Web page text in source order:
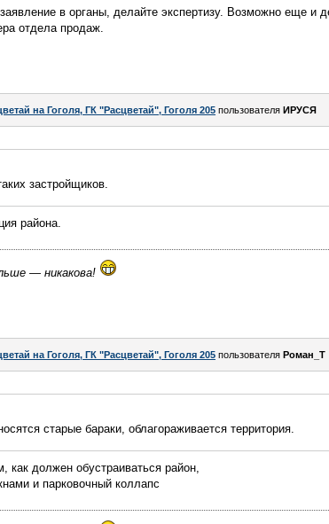
в органы, делайте экспертизу. Возможно еще и
отдела продаж.
на Гоголя, ГК "Расцветай", Гоголя 205 пользователя ИРУСЯ
застройщиков.
района.
— никакова!
на Гоголя, ГК "Расцветай", Гоголя 205 пользователя Роман_Т
старые бараки, облагораживается территория.
как должен обустраиваться район,
и парковочный коллапс